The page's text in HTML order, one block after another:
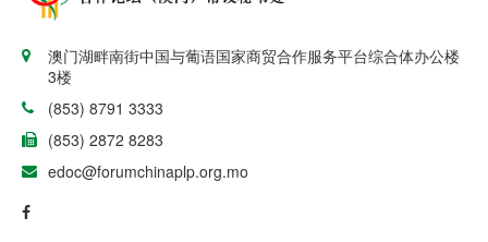
澳门湖畔南街中国与葡语国家商贸合作服务平台综合体办公楼
3楼
(853) 8791 3333
(853) 2872 8283
edoc@forumchinaplp.org.mo